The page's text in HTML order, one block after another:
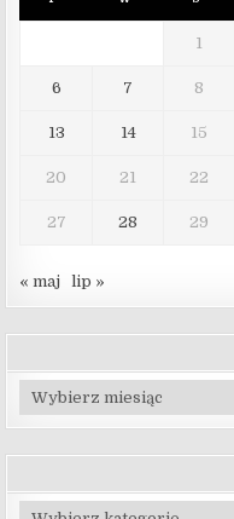
1
6 7 8
13 14 15
20 21 22
27 28 29
« maj lip »
Archiwa
Kategorie